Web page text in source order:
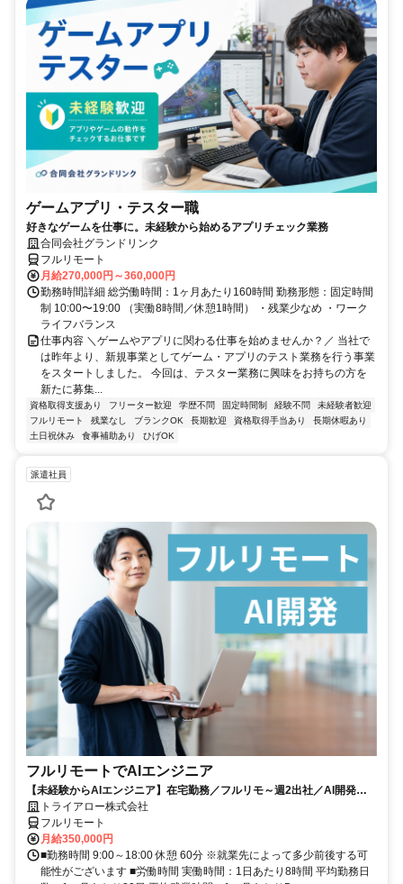
ゲームアプリ・テスター職
好きなゲームを仕事に。未経験から始めるアプリチェック業務
合同会社グランドリンク
フルリモート
月給270,000円～360,000円
勤務時間詳細 総労働時間：1ヶ月あたり160時間 勤務形態：固定時間
制 10:00〜19:00 （実働8時間／休憩1時間） ・残業少なめ ・ワーク
ライフバランス
仕事内容 ＼ゲームやアプリに関わる仕事を始めませんか？／ 当社で
は昨年より、新規事業としてゲーム・アプリのテスト業務を行う事業
をスタートしました。 今回は、テスター業務に興味をお持ちの方を
新たに募集...
資格取得支援あり フリーター歓迎 学歴不問 固定時間制 経験不問
未経験者歓迎
フルリモート
残業なし ブランクOK 長期歓迎 資格取得手当あり
長期休暇あり
土日祝休み
食事補助あり ひげOK
派遣社員
フルリモートでAIエンジニア
【未経験からAIエンジニア】在宅勤務／フルリモ～週2出社／AI開発を
仕事にする
トライアロー株式会社
フルリモート
月給350,000円
■勤務時間 9:00～18:00 休憩 60分 ※就業先によって多少前後する可
能性がございます ■労働時間 実働時間：1日あたり8時間 平均勤務日